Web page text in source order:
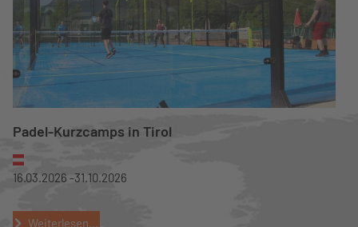
Padel-Kurzcamps in Tirol
16.03.2026 -31.10.2026
Weiterlesen...